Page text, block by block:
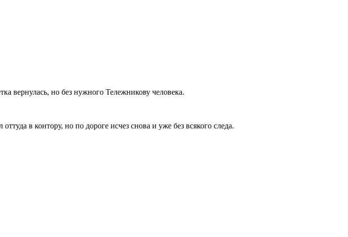
вернулась, но без нужного Тележникову человека.
в контору, но по дороге исчез снова и уже без всякого следа.